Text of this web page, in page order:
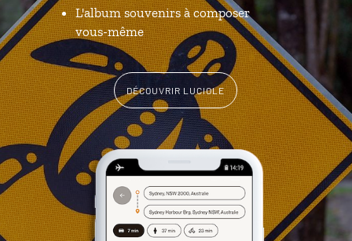
L'album souvenirs à composer
vous-même
DÉCOUVRIR LUCIOLE